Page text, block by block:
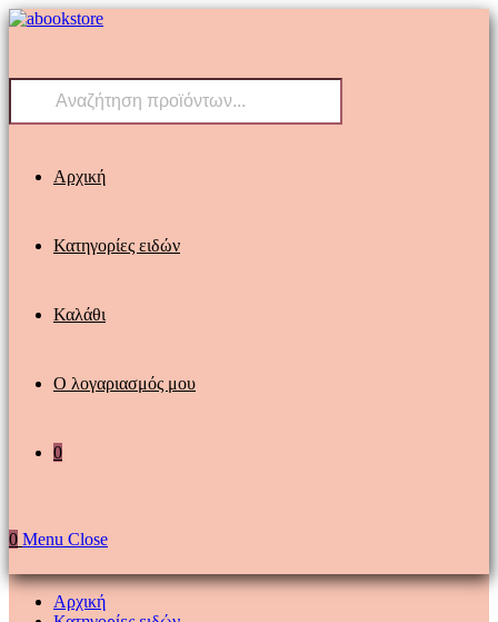
Skip
Products
Αρχική
Κατηγορίες ειδών
Καλάθι
Ο λογαριασμός μου
0
0 Menu Close
Αρχική